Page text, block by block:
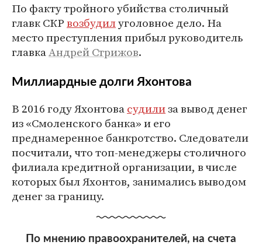
По факту тройного убийства столичный
главк СКРвозбудилуголовное дело. На
место преступления прибыл руководитель
главкаАндрей Стрижов.
Миллиардные долги Яхонтова
В 2016 году Яхонтовасудилиза вывод денег
из «Смоленского банка» и его
преднамеренное банкротство. Следователи
посчитали, что топ-менеджеры столичного
филиала кредитной организации, в числе
которых был Яхонтов, занимались выводом
денег за границу.
По мнению правоохранителей, на счета